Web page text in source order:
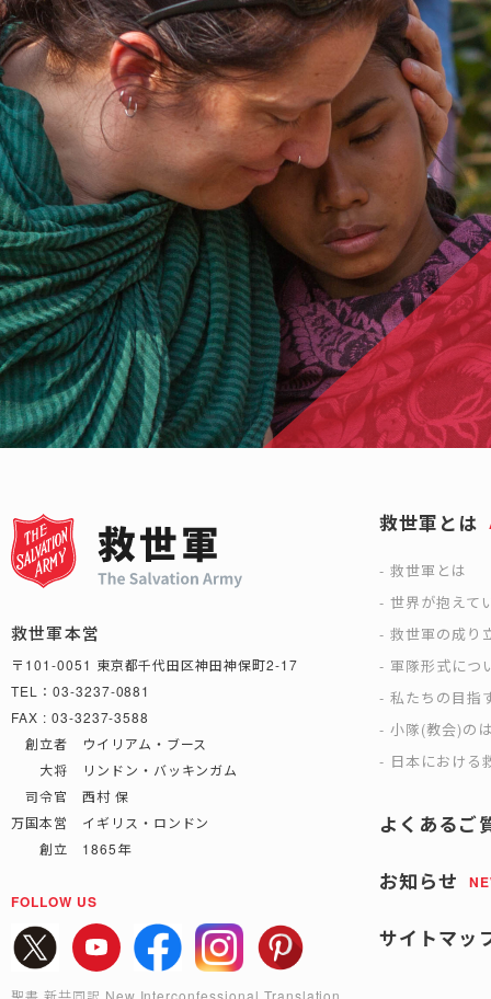
救世軍本営
〒101-0051 東京都千代田区神田神保町2-17
TEL：03-3237-0881
FAX : 03-3237-3588
創立者 ウイリアム・ブース
大将 リンドン・バッキンガム
司令官 西村 保
万国本営 イギリス・ロンドン
創立 1865年
FOLLOW US
救世軍とは
救世軍とは
世界が抱えて
救世軍の成り
軍隊形式につ
私たちの目指
小隊(教会)の
日本における
よくあるご
お知らせ
サイトマッ
聖書 新共同訳 New Interconfessional Translation